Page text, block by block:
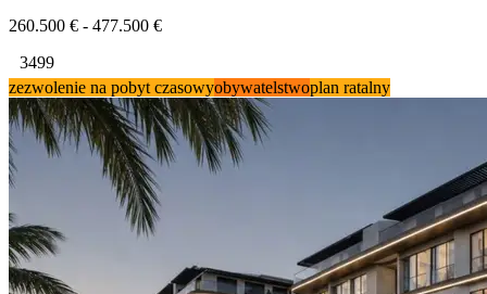
260.500 € - 477.500 €
3499
⁠⁠zezwolenie na pobyt czasowyobywatelstwoplan ratalny